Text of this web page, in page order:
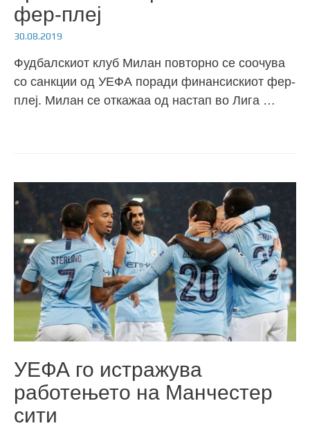
фер-плеј
30.08.2019
Фудбалскиот клуб Милан повторно се соочува
со санкции од УЕФА поради финансискиот фер-
плеј. Милан се откажаа од настап во Лига …
УЕФА го истражува
работењето на Манчестер
сити